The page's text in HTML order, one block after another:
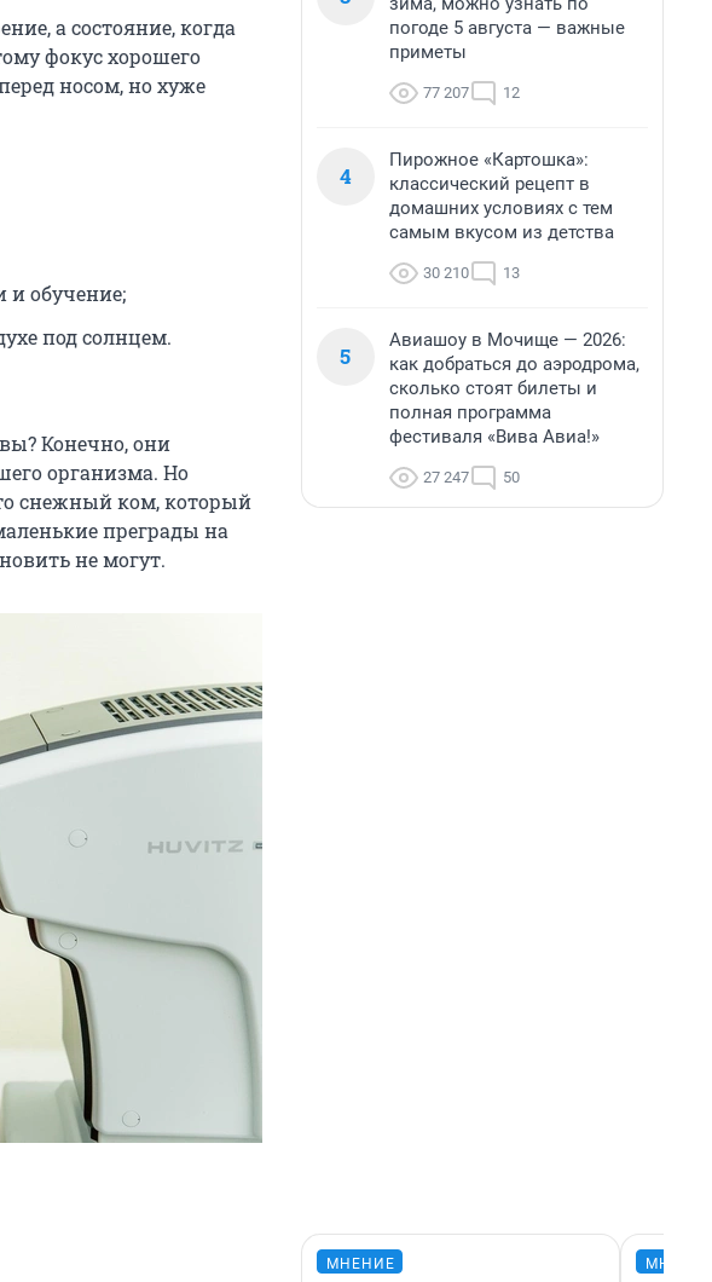
а состояние, когда
фокус хорошего
носом, но хуже
и обучение;
под солнцем.
Конечно, они
организма. Но
снежный ком, который
преграды на
не могут.
погоде 5 августа — важные
приметы
77 207 12
4
Пирожное «Картошка»:
классический рецепт в
домашних условиях с тем
самым вкусом из детства
30 210 13
5
Авиашоу в Мочище — 2026:
как добраться до аэродрома,
сколько стоят билеты и
полная программа
фестиваля «Вива Авиа!»
27 247 50
МНЕНИЕ